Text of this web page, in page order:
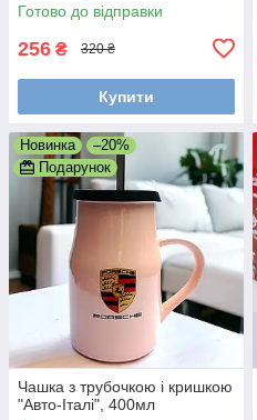
Готово до відправки
256 ₴ 320 ₴
Купити
Новинка
–20%
Подарунок
Чашка з трубочкою і кришкою
"Авто-Італі", 400мл